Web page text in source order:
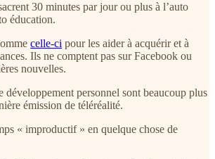
30 minutes par jour ou plus à l’auto
éducation.
celle-ci pour les aider à acquérir et à
Ils ne comptent pas sur Facebook ou
nouvelles.
développement personnel sont beaucoup plus
émission de téléréalité.
« improductif » en quelque chose de